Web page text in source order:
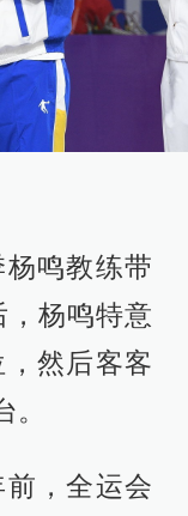
鸣教练带
杨鸣特意
然后客客
，全运会